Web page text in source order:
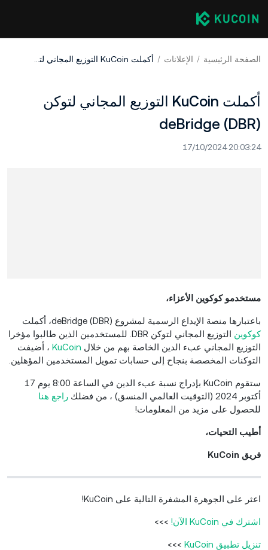
الصفحة الرئيسية الإعلانات أكملت KuCoin التوزيع المجاني لتوكن deBridge (DBR)
أكملت KuCoin التوزيع المجاني لتوكن
deBridge (DBR)
17/10/2024 20:03:24
مستخدمو كوكوين الأعزاء،
باعتبارها منصة الإيداع الرسمية لمشروع deBridge (DBR)، أكملت
كوكوين
التوزيع المجاني لتوكن DBR. للمستخدمين الذين طالبوا مؤخرا
التوزيع المجاني عبء الدين الخاصة بهم من خلال KuCoin ، أضيفت
التوكنات المخصصة بنجاح إلى حسابات تمويل المستخدمين المؤهلين.
ستقوم KuCoin بإدراج نسبة عبء الدين في الساعة 8:00 يوم 17
أكتوبر 2024 (التوقيت العالمي المنسق) ، من فضلك
راجع هنا
للحصول على مزيد من المعلومات!
أطيب التحيات،
فريق KuCoin
اعثر على الجوهرة المشفرة التالية على KuCoin!
اشترك في KuCoin الآن! >>>
تنزيل تطبيق KuCoin >>>